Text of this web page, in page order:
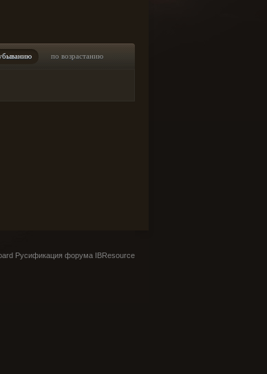
по возрастанию
Русификация форума IBResource